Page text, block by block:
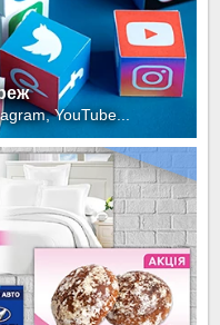
YouTube...